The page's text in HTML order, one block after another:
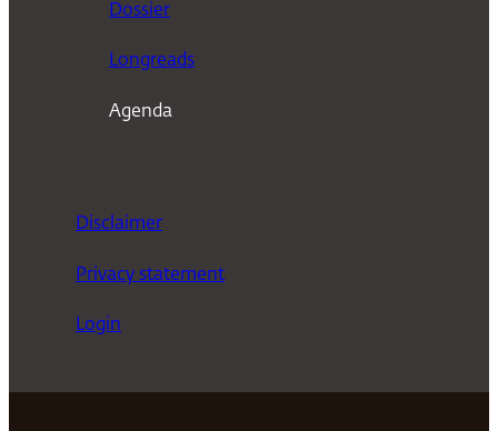
Dossier
Longreads
Agenda
Disclaimer
Privacy statement
Login